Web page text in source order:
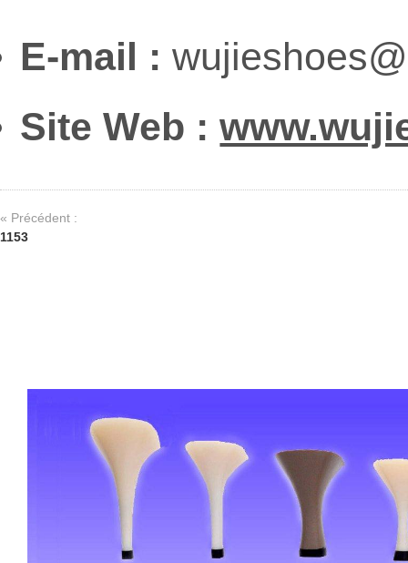
E-mail :
Site Web :
« Précédent :
1153